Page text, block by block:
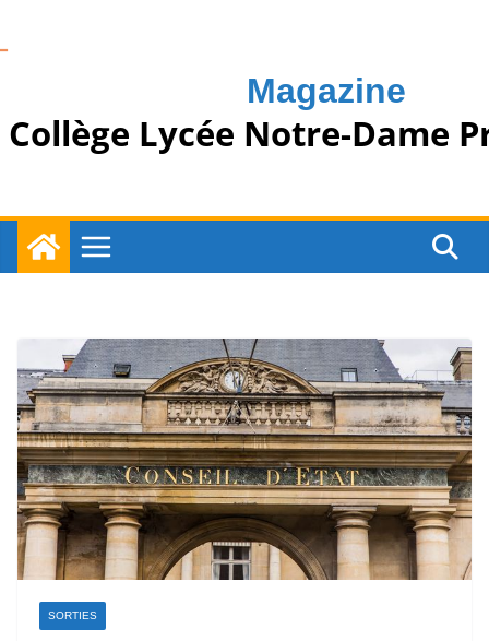
Magazine
Collège Lycée Notre-Dame
SORTIES